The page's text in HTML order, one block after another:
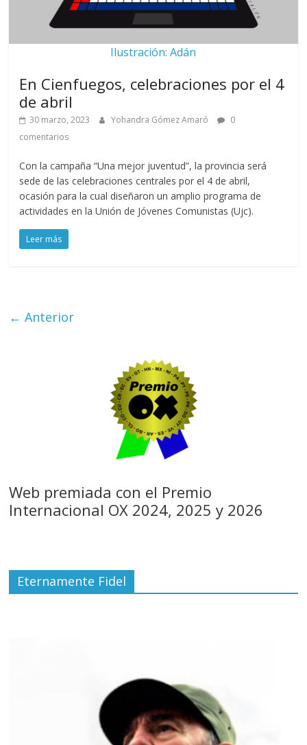
Ilustración: Adán
En Cienfuegos, celebraciones por el 4
de abril
30 marzo, 2023 Yohandra Gómez Amaró
0
comentarios
Con la campaña “Una mejor juventud”, la provincia será
sede de las celebraciones centrales por el 4 de abril,
ocasión para la cual diseñaron un amplio programa de
actividades en la Unión de Jóvenes Comunistas (Ujc).
Leer más
← Anterior
Web premiada con el Premio
Internacional OX 2024, 2025 y 2026
Eternamente Fidel